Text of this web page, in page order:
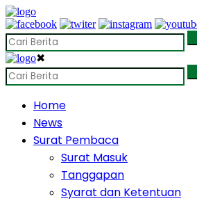
✖
Home
News
Surat Pembaca
Surat Masuk
Tanggapan
Syarat dan Ketentuan